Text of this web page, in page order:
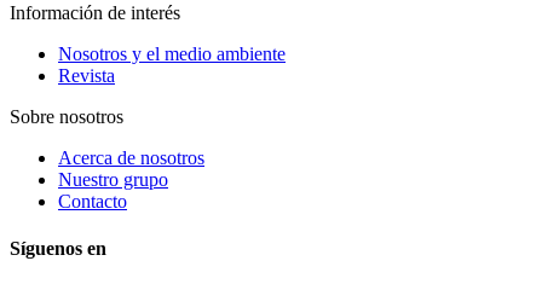
Información de interés
Nosotros y el medio ambiente
Revista
Sobre nosotros
Acerca de nosotros
Nuestro grupo
Contacto
Síguenos en